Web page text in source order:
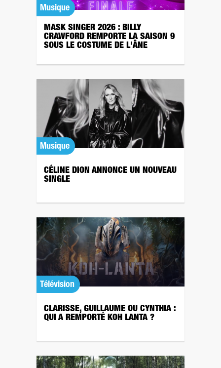
Musique
MASK SINGER 2026 : BILLY
CRAWFORD REMPORTE LA SAISON 9
SOUS LE COSTUME DE L'ÂNE
Musique
CÉLINE DION ANNONCE UN NOUVEAU
SINGLE
Télévision
CLARISSE, GUILLAUME OU CYNTHIA :
QUI A REMPORTÉ KOH LANTA ?